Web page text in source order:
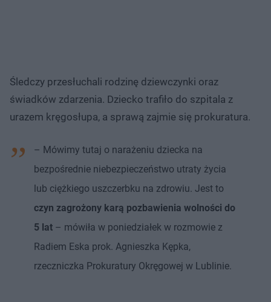
Śledczy przesłuchali rodzinę dziewczynki oraz
świadków zdarzenia. Dziecko trafiło do szpitala z
urazem kręgosłupa, a sprawą zajmie się prokuratura.
– Mówimy tutaj o narażeniu dziecka na
bezpośrednie niebezpieczeństwo utraty życia
lub ciężkiego uszczerbku na zdrowiu. Jest to
czyn zagrożony karą pozbawienia wolności do
5 lat – mówiła w poniedziałek w rozmowie z
Radiem Eska prok. Agnieszka Kępka,
rzeczniczka Prokuratury Okręgowej w Lublinie.